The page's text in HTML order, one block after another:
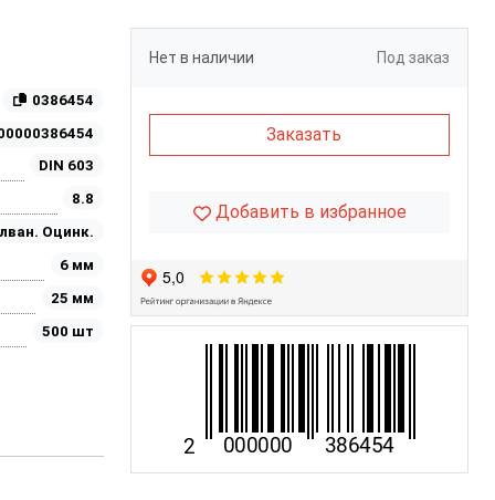
0386454
DIN 603
8.8
Оцинк.
6 мм
25 мм
500 шт
Нет в наличии Под заказ
Заказать
Добавить в избранное